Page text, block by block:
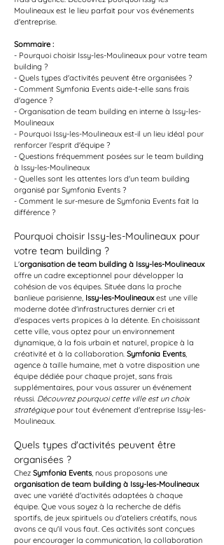
Moulineaux est le lieu parfait pour vos événements
d'entreprise.
Sommaire :
- Pourquoi choisir Issy-les-Moulineaux pour votre team
building ?
- Quels types d'activités peuvent être organisées ?
- Comment Symfonia Events aide-t-elle sans frais
d'agence ?
- Organisation de team building en interne à Issy-les-
Moulineaux
- Pourquoi Issy-les-Moulineaux est-il un lieu idéal pour
renforcer l'esprit d'équipe ?
- Questions fréquemment posées sur le team building
à Issy-les-Moulineaux
- Quelles sont les attentes lors d'un team building
organisé par Symfonia Events ?
- Comment le sur-mesure de Symfonia Events fait la
différence ?
Pourquoi choisir Issy-les-Moulineaux pour
votre team building ?
L'organisation de team building à Issy-les-Moulineaux
offre un cadre exceptionnel pour développer la
cohésion de vos équipes. Située dans la proche
banlieue parisienne, Issy-les-Moulineaux est une ville
moderne dotée d'infrastructures dernier cri et
d'espaces verts propices à la détente. En choisissant
cette ville, vous optez pour un environnement
dynamique, à la fois urbain et naturel, propice à la
créativité et à la collaboration. Symfonia Events,
agence à taille humaine, met à votre disposition une
équipe dédiée pour chaque projet, sans frais
supplémentaires, pour vous assurer un événement
réussi. Découvrez pourquoi cette ville est un choix
stratégique pour tout événement d'entreprise Issy-les-
Moulineaux.
Quels types d'activités peuvent être
organisées ?
Chez Symfonia Events, nous proposons une
organisation de team building à Issy-les-Moulineaux
avec une variété d'activités adaptées à chaque
équipe. Que vous soyez à la recherche de défis
sportifs, de jeux spirituels ou d'ateliers créatifs, nous
avons ce qu'il vous faut. Ces activités sont conçues
pour encourager la communication, la collaboration